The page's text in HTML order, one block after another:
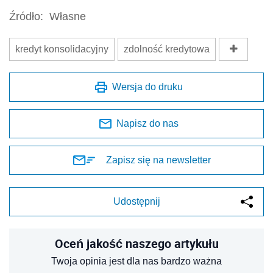
Źródło: Własne
kredyt konsolidacyjny zdolność kredytowa
Wersja do druku
Napisz do nas
Zapisz się na newsletter
Udostępnij
Oceń jakość naszego artykułu
Twoja opinia jest dla nas bardzo ważna